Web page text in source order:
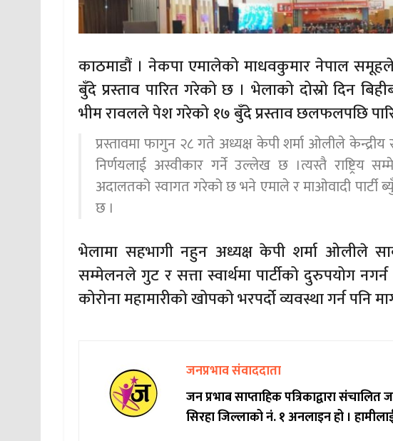
काठमाडौं । नेकपा एमालेको माधवकुमार नेपाल समूहले
बुँदे प्रस्ताव पारित गरेको छ । भेलाको दोस्रो दिन
भीम रावलले पेश गरेको १७ बुँदे प्रस्ताव छलफलपछि
प्रस्तावमा फागुन २८ गते अध्यक्ष केपी शर्मा ओलीले
निर्णयलाई अस्वीकार गर्ने उल्लेख छ ।त्यस्तै राष्ट्रिय
अदालतको स्वागत गरेको छ भने एमाले र माओवादी पार्टी
छ ।
भेलामा सहभागी नहुन अध्यक्ष केपी शर्मा ओलीले
सम्मेलनले गुट र सत्ता स्वार्थमा पार्टीको दुरुपयोग
कोरोना महामारीको खोपको भरपर्दो व्यवस्था गर्न पनि
जनप्रभाव संवाददाता
जन प्रभाब साप्ताहिक पत्रिकाद्वारा
सिरहा जिल्लाको नं. १ अनलाइन हो ।